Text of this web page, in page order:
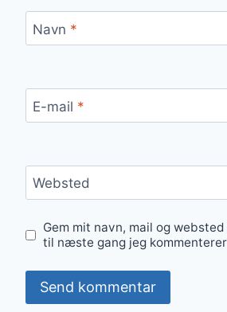
Navn *
E-mail *
Websted
Gem mit navn, mail og
til næste gang jeg